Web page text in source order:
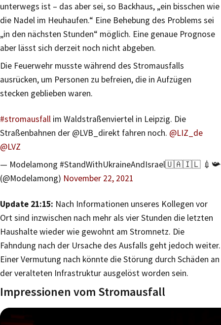
unterwegs ist – das aber sei, so Backhaus, „ein bisschen wie
die Nadel im Heuhaufen.“ Eine Behebung des Problems sei
„in den nächsten Stunden“ möglich. Eine genaue Prognose
aber lässt sich derzeit noch nicht abgeben.
Die Feuerwehr musste während des Stromausfalls
ausrücken, um Personen zu befreien, die in Aufzügen
stecken geblieben waren.
#stromausfall im Waldstraßenviertel in Leipzig. Die
Straßenbahnen der @LVB_direkt fahren noch. @LIZ_de
@LVZ
— Modelamong #StandWithUkraineAndIsrael🇺🇦🇮🇱 💉📯
(@Modelamong) November 22, 2021
Update 21:15: Nach Informationen unseres Kollegen vor
Ort sind inzwischen nach mehr als vier Stunden die letzten
Haushalte wieder wie gewohnt am Stromnetz. Die
Fahndung nach der Ursache des Ausfalls geht jedoch weiter.
Einer Vermutung nach könnte die Störung durch Schäden an
der veralteten Infrastruktur ausgelöst worden sein.
Impressionen vom Stromausfall